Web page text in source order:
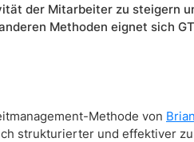
der Mitarbeiter zu steigern
Methoden eignet sich
Methode von
strukturierter und effektiver